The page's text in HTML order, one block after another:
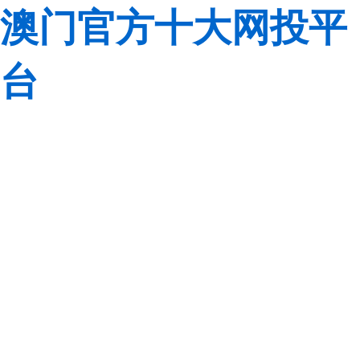
澳门官方十大网投平
台